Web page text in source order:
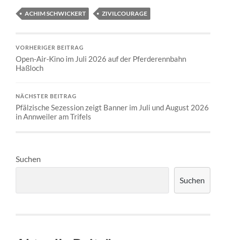
ACHIM SCHWICKERT ZIVILCOURAGE
VORHERIGER BEITRAG
Open-Air-Kino im Juli 2026 auf der Pferderennbahn
Haßloch
NÄCHSTER BEITRAG
Pfälzische Sezession zeigt Banner im Juli und August 2026
in Annweiler am Trifels
Suchen
Suchen